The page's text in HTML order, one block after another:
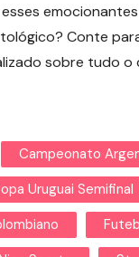
Conte
sobre tudo o
Campeonato
Uruguai Semifinal